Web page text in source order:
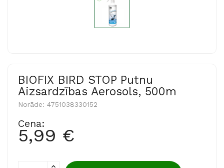
BIOFIX BIRD STOP Putnu
Aizsardzības Aerosols, 500m
Norāde: 4751038330152
Cena:
5,99 €